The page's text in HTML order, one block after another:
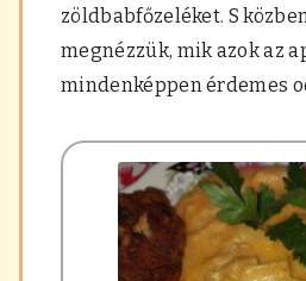
zöldbabfőzeléket. S
megnézzük, mik azok az
mindenképpen érdemes